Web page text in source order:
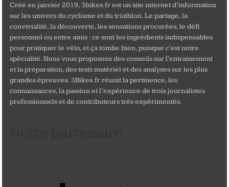
Créé en janvier 2019, 3bikes.fr est un site internet d’information
sur les univers du cyclisme et du triathlon. Le partage, la
convivialité, la découverte, les sensations procurées, le défi
personnel ou entre amis : ce sont les ingrédients indispensables
pour pratiquer le vélo, et ça tombe bien, puisque c'est notre
spécialité. Nous vous proposons des conseils sur l'entrainement
et la préparation, des tests matériel et des analyses sur les plus
grandes épreuves. 3Bikes.fr réunit la pertinence, les
connaissances, la passion et l’expérience de trois journalistes
professionnels et de contributeurs très expérimentés.